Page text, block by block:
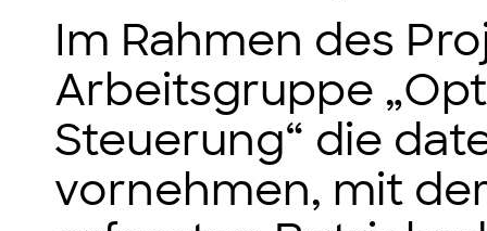
Im Rahmen des
Arbeitsgruppe
Steuerung“ die
vornehmen, mit